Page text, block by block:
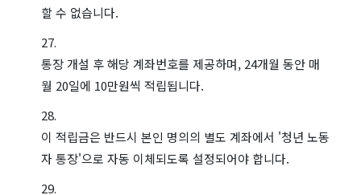
할 수 없습니다.
통장 개설 후 해당 계좌번호를 제공하며, 24개월 동안 매
월 20일에 10만원씩 적립됩니다.
이 적립금은 반드시 본인 명의의 별도 계좌에서 '청년 노동
자 통장'으로 자동 이체되도록 설정되어야 합니다.